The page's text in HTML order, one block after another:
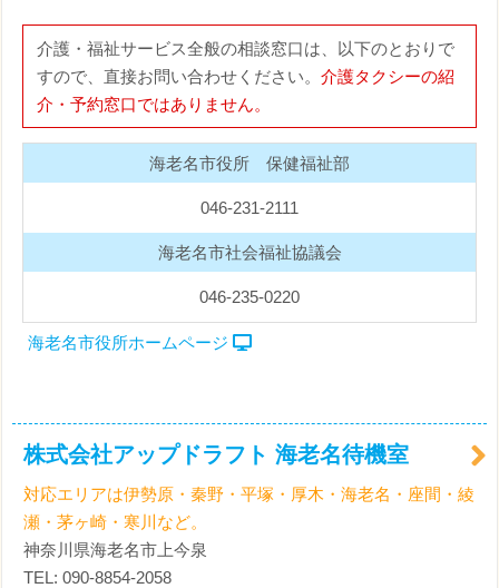
介護・福祉サービス全般の相談窓口は、以下のとおりで
すので、直接お問い合わせください。 介護タクシーの紹
介・予約窓口ではありません。
海老名市役所 保健福祉部
046-231-2111
海老名市社会福祉協議会
046-235-0220
海老名市役所ホームページ
株式会社アップドラフト 海老名待機室
対応エリアは伊勢原・秦野・平塚・厚木・海老名・座間・綾
瀬・茅ヶ崎・寒川など。
神奈川県海老名市上今泉
TEL: 090-8854-2058